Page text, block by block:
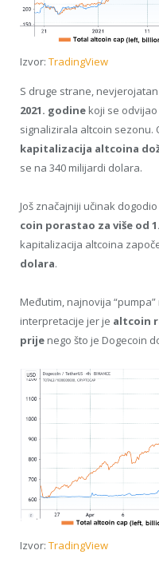
Izvor: TradingView
S druge strane, nevjerojatan
2021. godine koji se
signalizirala altcoin sezonu.
kapitalizacija altcoina
se na 340 milijardi dolara.
Još značajniji učinak
coin porastao za više od
kapitalizacija altcoina
dolara.
Međutim, najnovija
interpretacije jer je altcoin
prije nego što je Dogecoin
Izvor: TradingView